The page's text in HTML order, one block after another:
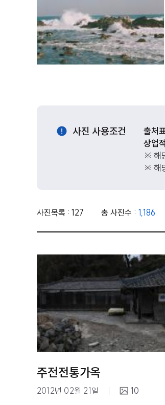
사진 사용조건 출처
상업
※ 해
※ 해
사진목록 : 127 총 사진수 : 1,186
주전전통가옥
2012년 02월 21일 10